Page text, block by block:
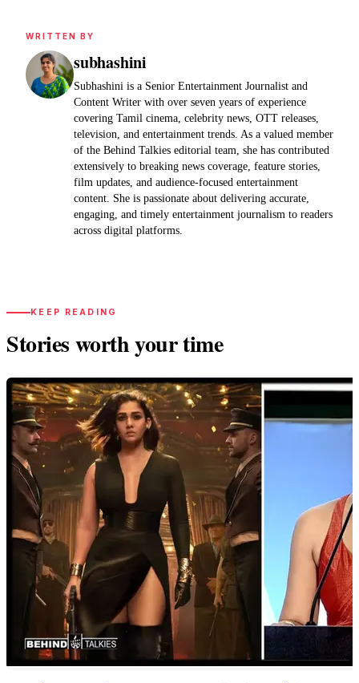
WRITTEN BY
subhashini
Subhashini is a Senior Entertainment Journalist and
Content Writer with over seven years of experience
covering Tamil cinema, celebrity news, OTT releases,
television, and entertainment trends. As a valued member
of the Behind Talkies editorial team, she has contributed
extensively to breaking news coverage, feature stories,
film updates, and audience-focused entertainment
content. She is passionate about delivering accurate,
engaging, and timely entertainment journalism to readers
across digital platforms.
KEEP READING
Stories worth your time